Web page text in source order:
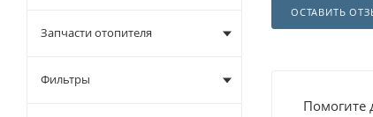
ОСТАВИТЬ
Помогите
Запчасти отопителя
Фильтры